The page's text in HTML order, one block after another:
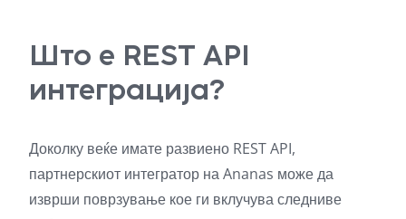
Што е REST API
интеграција?
Доколку веќе имате развиено REST API,
партнерскиот интегратор на Ananas може да
изврши поврзување кое ги вклучува следниве